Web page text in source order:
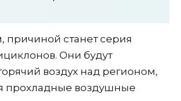
причиной станет серия
Они будут
воздух над регионом,
прохладные воздушные